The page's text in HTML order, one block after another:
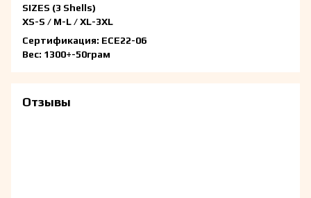
SIZES (3 Shells)
XS-S / M-L / XL-3XL
Сертификация: ЕСЕ22-06
Вес: 1300+-50грам
Отзывы